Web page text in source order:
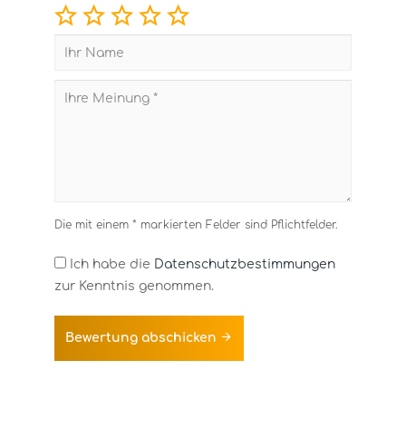
Die mit einem * markierten Felder sind Pflichtfelder.
Ich habe die Datenschutzbestimmungen
zur Kenntnis genommen.
Bewertung abschicken